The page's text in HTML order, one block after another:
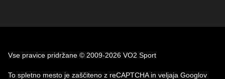
Vse pravice pridržane © 2009-2026 VO2 Sport
To spletno mesto je zaščiteno z reCAPTCHA in veljaja Googlov